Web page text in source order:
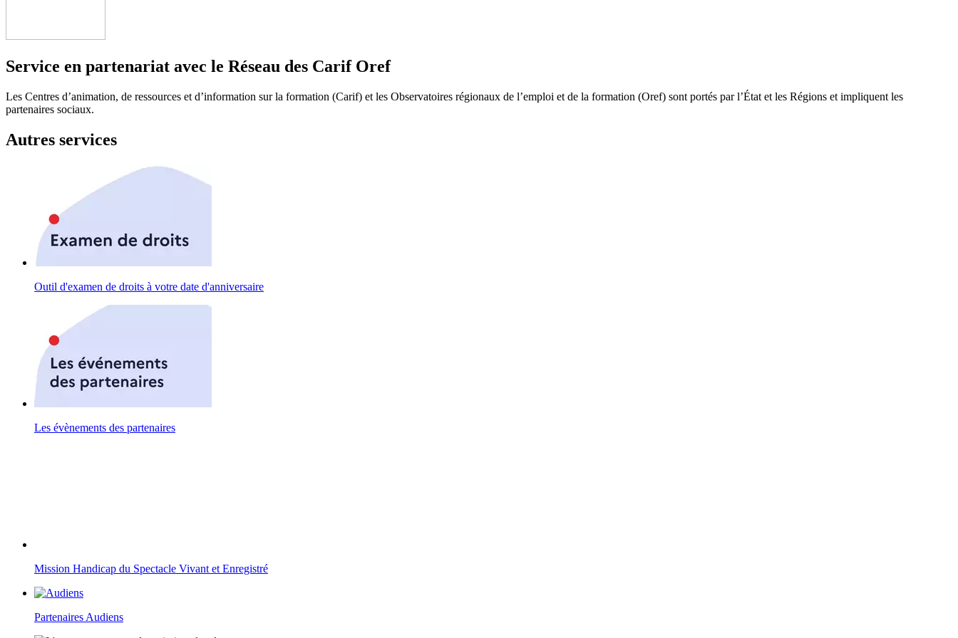
Service en partenariat avec le Réseau des Carif Oref
Les Centres d’animation, de ressources et d’information sur la formation (Carif) et les Observatoires régionaux de l’emploi et de la formation (Oref) sont portés par l’État et les Régions et impliquent les
partenaires sociaux.
Autres services
Outil d'examen de droits à votre date d'anniversaire
Les évènements des partenaires
Mission Handicap du Spectacle Vivant et Enregistré
Partenaires Audiens